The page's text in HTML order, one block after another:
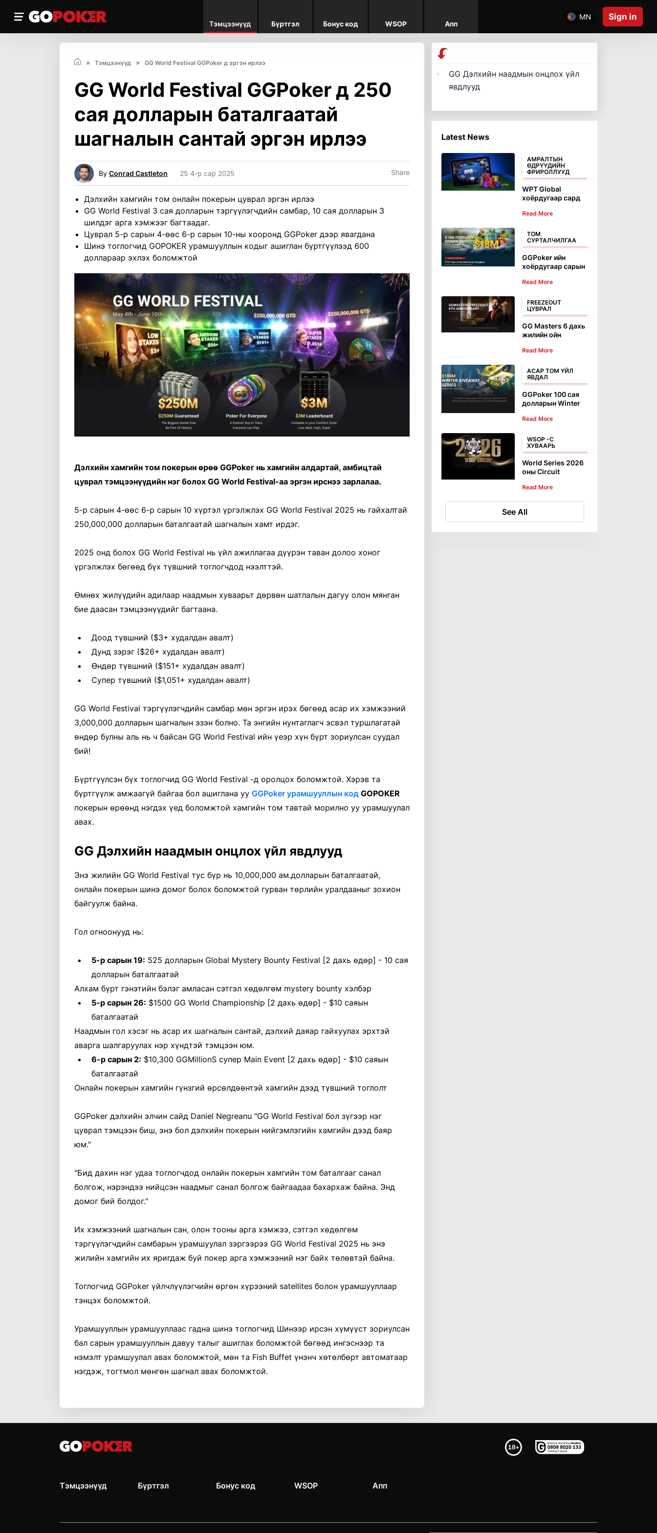
Тэмцээнүүд Бүртгэл Бонус код WSOP Апп
MN Sign in
Тэмцээнүүд GG World Festival GGPoker д эргэн ирлээ
GG World Festival GGPoker д 250
сая долларын баталгаатай
шагналын сантай эргэн ирлээ
By Conrad Castleton 25 4-р сар 2025 Share
Дэлхийн хамгийн том онлайн покерын цуврал эргэн ирлээ
GG World Festival 3 сая долларын тэргүүлэгчдийн самбар, 10 сая долларын 3
шилдэг арга хэмжээг багтаадаг.
Цуврал 5-р сарын 4-өөс 6-р сарын 10-ны хооронд GGPoker дээр явагдана
Шинэ тоглогчид GOPOKER урамшууллын кодыг ашиглан бүртгүүлээд 600
доллараар эхлэх боломжтой
Дэлхийн хамгийн том покерын өрөө GGPoker нь хамгийн алдартай, амбицтай
цуврал тэмцээнүүдийн нэг болох GG World Festival-аа эргэн ирснээ зарлалаа.
5-р сарын 4-өөс 6-р сарын 10 хүртэл үргэлжлэх GG World Festival 2025 нь гайхалтай
250,000,000 долларын баталгаатай шагналын хамт ирдэг.
2025 онд болох GG World Festival нь үйл ажиллагаа дүүрэн таван долоо хоног
үргэлжлэх бөгөөд бүх түвшний тоглогчдод нээлттэй.
Өмнөх жилүүдийн адилаар наадмын хуваарьт дөрвөн шатлалын дагуу олон мянган
бие даасан тэмцээнүүдийг багтаана.
Доод түвшний ($3+ худалдан авалт)
Дунд зэрэг ($26+ худалдан авалт)
Өндөр түвшний ($151+ худалдан авалт)
Супер түвшний ($1,051+ худалдан авалт)
GG World Festival тэргүүлэгчдийн самбар мөн эргэн ирэх бөгөөд асар их хэмжээний
3,000,000 долларын шагналын эзэн болно. Та энгийн нунтаглагч эсвэл туршлагатай
өндөр булны аль нь ч байсан GG World Festival ийн үеэр хүн бүрт зориулсан суудал
бий!
Бүртгүүлсэн бүх тоглогчид GG World Festival -д оролцох боломжтой. Хэрэв та
бүртгүүлж амжаагүй байгаа бол ашиглана уу GGPoker урамшууллын код GOPOKER
покерын өрөөнд нэгдэх үед боломжтой хамгийн том тавтай морилно уу урамшуулал
авах.
GG Дэлхийн наадмын онцлох үйл явдлууд
Энэ жилийн GG World Festival тус бүр нь 10,000,000 ам.долларын баталгаатай,
онлайн покерын шинэ домог болох боломжтой гурван төрлийн уралдааныг зохион
байгуулж байна.
Гол огноонууд нь:
5-р сарын 19: 525 долларын Global Mystery Bounty Festival [2 дахь өдөр] - 10 сая
долларын баталгаатай
Алхам бүрт гэнэтийн бэлэг амласан сэтгэл хөдөлгөм mystery bounty хэлбэр
5-р сарын 26: $1500 GG World Championship [2 дахь өдөр] - $10 саяын
баталгаатай
Наадмын гол хэсэг нь асар их шагналын сантай, дэлхий даяар гайхуулах эрхтэй
аварга шалгаруулах нэр хүндтэй тэмцээн юм.
6-р сарын 2: $10,300 GGMillionS супер Main Event [2 дахь өдөр] - $10 саяын
баталгаатай
Онлайн покерын хамгийн гүнзгий өрсөлдөөнтэй хамгийн дээд түвшний тоглолт
GGPoker дэлхийн элчин сайд Daniel Negreanu "GG World Festival бол зүгээр нэг
цуврал тэмцээн биш, энэ бол дэлхийн покерын нийгэмлэгийн хамгийн дээд баяр
юм."
"Бид дахин нэг удаа тоглогчдод онлайн покерын хамгийн том баталгааг санал
болгож, нэрэндээ нийцсэн наадмыг санал болгож байгаадаа бахархаж байна. Энд
домог бий болдог."
Их хэмжээний шагналын сан, олон тооны арга хэмжээ, сэтгэл хөдөлгөм
тэргүүлэгчдийн самбарын урамшуулал зэргээрээ GG World Festival 2025 нь энэ
жилийн хамгийн их яригдаж буй покер арга хэмжээний нэг байх төлөвтэй байна.
Тоглогчид GGPoker үйлчлүүлэгчийн өргөн хүрээний satellites болон урамшууллаар
тэнцэх боломжтой.
Урамшууллын урамшууллаас гадна шинэ тоглогчид Шинээр ирсэн хүмүүст зориулсан
бал сарын урамшууллын давуу талыг ашиглах боломжтой бөгөөд ингэснээр та
нэмэлт урамшуулал авах боломжтой, мөн та Fish Buffet үнэнч хөтөлбөрт автоматаар
нэгдэж, тогтмол мөнгөн шагнал авах боломжтой.
GG Дэлхийн наадмын онцлох үйл
явдлууд
Latest News
АМРАЛТЫН
ӨДРҮҮДИЙН
ФРИРОЛЛУУД
WPT Global
хоёрдугаар сард
үнэтэй чөлөөт
гаргана
Read More
ТОМ
СУРТАЛЧИЛГАА
GGPoker ийн
хоёрдугаар сарын
сая доллар хожих
Read More
FREEZEOUT
ЦУВРАЛ
GG Masters 6 дахь
жилийн ойн
дээр 10 сая доллар
Read More
АСАР ТОМ ҮЙЛ
ЯВДАЛ
GGPoker 100 сая
долларын Winter
12-р сарын 14-өөс
хүртэл
үргэлжилнэ.
Read More
WSOP -C
ХУВААРЬ
World Series 2026
оны Circuit
Read More
See All
Тэмцээнүүд Бүртгэл Бонус код WSOP Апп